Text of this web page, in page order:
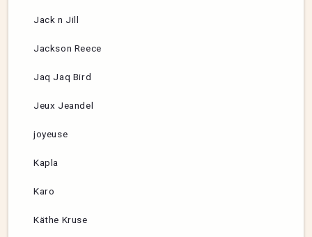
Jack n Jill
Jackson Reece
Jaq Jaq Bird
Jeux Jeandel
joyeuse
Kapla
Karo
Käthe Kruse